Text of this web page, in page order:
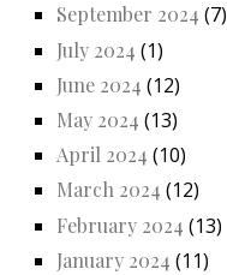
September 2024 (7)
July 2024 (1)
June 2024 (12)
May 2024 (13)
April 2024 (10)
March 2024 (12)
February 2024 (13)
January 2024 (11)